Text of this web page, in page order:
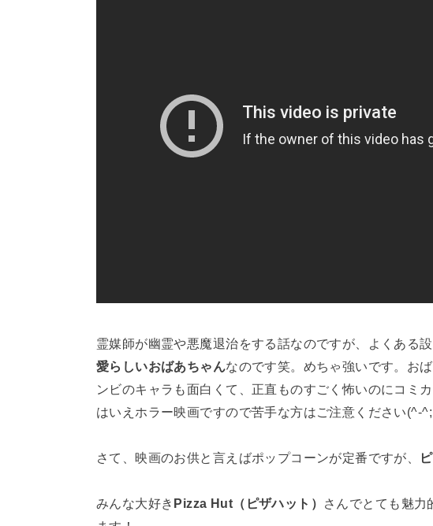
霊媒師が幽霊や悪魔退治をする話なのですが、よくある
愛らしいおばあちゃんなのです笑。めちゃ強いです。お
ンビのキャラも面白くて、正直ものすごく怖いのにコミ
はいえホラー映画ですので苦手な方はご注意ください(^-^;
さて、映画のお供と言えばポップコーンが定番ですが、
みんな大好き Pizza Hut（ピザハット）
さんでとても魅力